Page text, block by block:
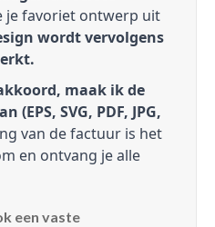
je favoriet ontwerp uit
wordt vervolgens
maak ik de
(EPS, SVG, PDF, JPG,
van de factuur is het
en ontvang je alle
een vaste